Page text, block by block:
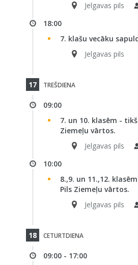
Jelgavas pils
18:00
7. klašu vecāku
Jelgavas pils
17 TREŠDIENA
09:00
7. un 10. klasēm -
Ziemeļu vārtos.
Jelgavas pils
10:00
8.,9. un 11.,12.
Pils Ziemeļu vārtos.
Jelgavas pils
18 CETURTDIENA
09:00 - 17:00